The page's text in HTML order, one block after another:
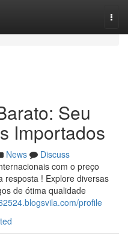
Seu
Importados
News
Discuss
com o preço
resposta ! Explore diversas
de ótima qualidade
profile